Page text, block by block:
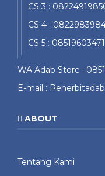
CS 3 :
CS 4 :
CS 5 :
WA Adab Store :
E-mail :
ABOUT
Tentang Kami